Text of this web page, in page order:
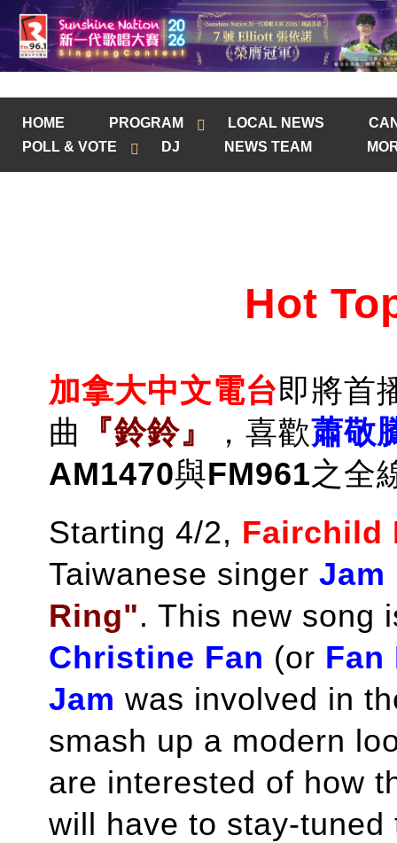
HOME PROGRAM LOCAL NEWS
POLL & VOTE
DJ NEWS TEAM
Hot
加拿大中文電台即將首
曲
『鈴鈴』 ，喜歡蕭敬
AM1470與FM961之全
Starting 4/2, Fairchild
Taiwanese singer Jam
Ring". This new song
Christine Fan (or Fan
Jam was involved in
smash up a modern
are interested of how
will have to stay-